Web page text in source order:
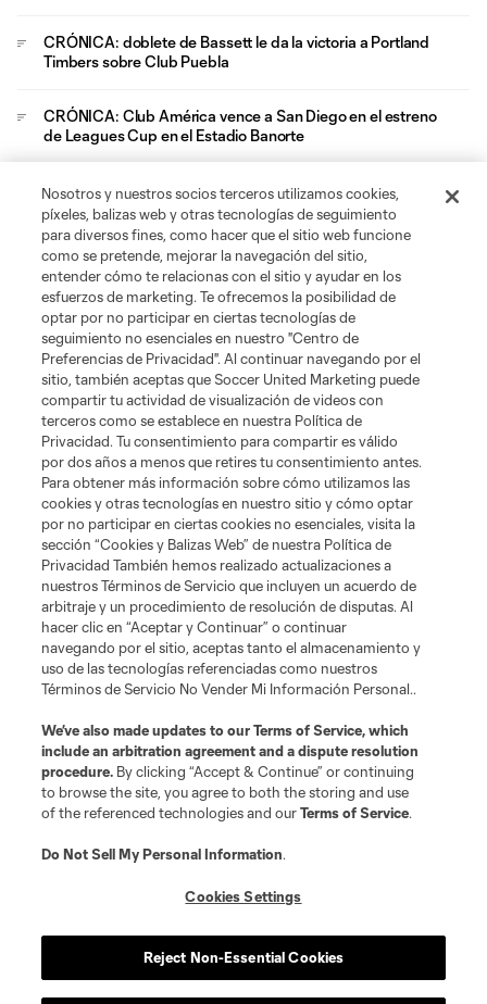
CRÓNICA: doblete de Bassett le da la victoria a Portland
Timbers sobre Club Puebla
CRÓNICA: Club América vence a San Diego en el estreno
de Leagues Cup en el Estadio Banorte
CRÓNICA: Austin arranca su Leagues Cup 2026 con una
victoria sobre Tijuana
CRÓNICA: Chicago Fire apaga al Necaxa en su estreno
de Leagues Cup
Leagues Cup
Legal
Social
Términos de servicio
Política de privacidad
No vender ni compartir mi información personal
Cookies Settings
Cup son marcas registradas. Cualquier uso no autorizado está prohibido.
Nosotros y nuestros socios terceros utilizamos cookies,
píxeles, balizas web y otras tecnologías de seguimiento
para diversos fines, como hacer que el sitio web funcione
como se pretende, mejorar la navegación del sitio,
entender cómo te relacionas con el sitio y ayudar en los
esfuerzos de marketing. Te ofrecemos la posibilidad de
optar por no participar en ciertas tecnologías de
seguimiento no esenciales en nuestro "Centro de
Preferencias de Privacidad". Al continuar navegando por el
sitio, también aceptas que Soccer United Marketing puede
compartir tu actividad de visualización de videos con
terceros como se establece en nuestra Política de
Privacidad. Tu consentimiento para compartir es válido
por dos años a menos que retires tu consentimiento antes.
Para obtener más información sobre cómo utilizamos las
cookies y otras tecnologías en nuestro sitio y cómo optar
por no participar en ciertas cookies no esenciales, visita la
sección “Cookies y Balizas Web” de nuestra Política de
Privacidad También hemos realizado actualizaciones a
nuestros Términos de Servicio que incluyen un acuerdo de
arbitraje y un procedimiento de resolución de disputas. Al
hacer clic en “Aceptar y Continuar” o continuar
navegando por el sitio, aceptas tanto el almacenamiento y
uso de las tecnologías referenciadas como nuestros
Términos de Servicio No Vender Mi Información Personal..
We’ve also made updates to ourTerms of Service, which
include an arbitration agreement and a dispute resolution
procedure. By clicking “Accept & Continue” or continuing
to browse the site, you agree to both the storing and use
of the referenced technologies and ourTerms of Service.
Do Not Sell My Personal Information.
Cookies Settings
Reject Non-Essential Cookies